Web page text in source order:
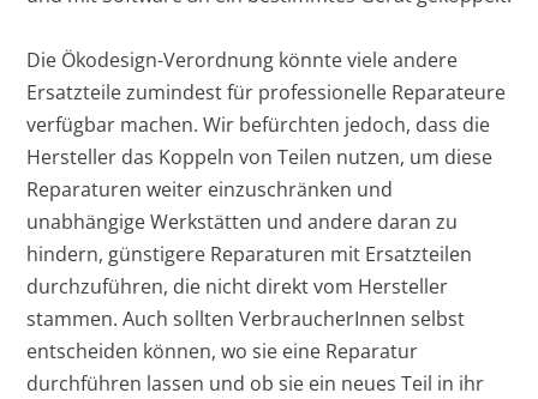
Die Ökodesign-Verordnung könnte viele andere
Ersatzteile zumindest für professionelle Reparateure
verfügbar machen. Wir befürchten jedoch, dass die
Hersteller das Koppeln von Teilen nutzen, um diese
Reparaturen weiter einzuschränken und
unabhängige Werkstätten und andere daran zu
hindern, günstigere Reparaturen mit Ersatzteilen
durchzuführen, die nicht direkt vom Hersteller
stammen. Auch sollten VerbraucherInnen selbst
entscheiden können, wo sie eine Reparatur
durchführen lassen und ob sie ein neues Teil in ihr